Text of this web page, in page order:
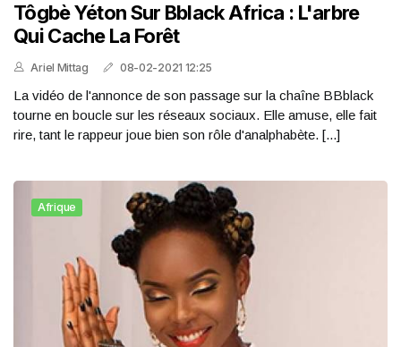
Tôgbè Yéton Sur Bblack Africa : L'arbre
Qui Cache La Forêt
Ariel Mittag 08-02-2021 12:25
La vidéo de l'annonce de son passage sur la chaîne BBblack
tourne en boucle sur les réseaux sociaux. Elle amuse, elle fait
rire, tant le rappeur joue bien son rôle d'analphabète. [...]
Afrique